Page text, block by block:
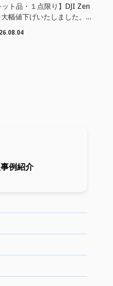
ット品・１点限り】DJI Zen
幅値下げいたしました。｜
例紹介